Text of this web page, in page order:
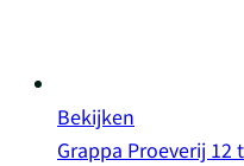
Bekijken
Grappa Proeverij 12